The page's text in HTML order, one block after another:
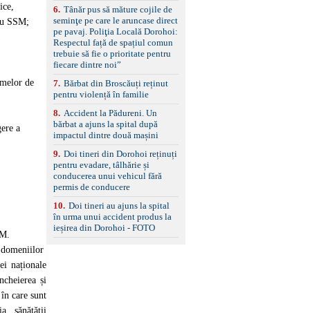
SSM;
de
a
naționale
și
care sunt
sănătății
6. Tânăr pus să măture cojile de
seminţe pe care le aruncase direct
pe pavaj. Poliţia Locală Dorohoi:
Respectul față de spațiul comun
trebuie să fie o prioritate pentru
fiecare dintre noi”
7. Bărbat din Broscăuți reținut
pentru violență în familie
8. Accident la Pădureni. Un
bărbat a ajuns la spital după
impactul dintre două mașini
9. Doi tineri din Dorohoi reținuți
pentru evadare, tâlhărie și
conducerea unui vehicul fără
permis de conducere
10. Doi tineri au ajuns la spital
în urma unui accident produs la
ieșirea din Dorohoi - FOTO